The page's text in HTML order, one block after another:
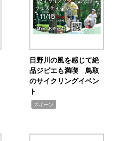
日野川の風を感じて絶
品ジビエも満喫 鳥取
のサイクリングイベン
ト
スポーツ